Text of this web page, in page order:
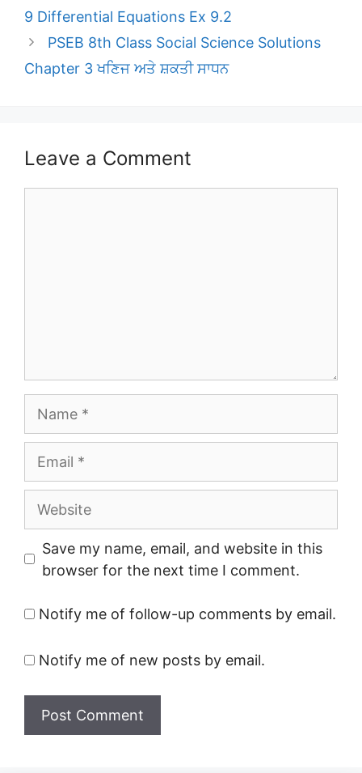
9 Differential Equations Ex 9.2
PSEB 8th Class Social Science Solutions
Chapter 3 ਖਣਿਜ ਅਤੇ ਸ਼ਕਤੀ ਸਾਧਨ
Leave a Comment
Website
Save my name, email, and website in this
browser for the next time I comment.
Notify me of follow-up comments by email.
Notify me of new posts by email.